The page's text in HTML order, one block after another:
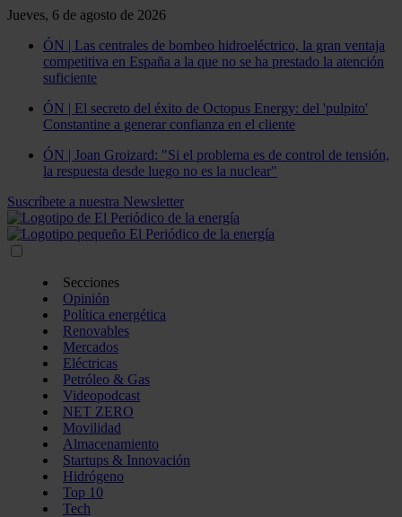
Jueves, 6 de agosto de 2026
ÓN | Las centrales de bombeo hidroeléctrico, la gran ventaja
competitiva en España a la que no se ha prestado la atención
suficiente
ÓN | El secreto del éxito de Octopus Energy: del 'pulpito'
Constantine a generar confianza en el cliente
ÓN | Joan Groizard: "Si el problema es de control de tensión,
la respuesta desde luego no es la nuclear"
Suscríbete a nuestra Newsletter
Secciones
Opinión
Política energética
Renovables
Mercados
Eléctricas
Petróleo & Gas
Videopodcast
NET ZERO
Movilidad
Almacenamiento
Startups & Innovación
Hidrógeno
Top 10
Tech